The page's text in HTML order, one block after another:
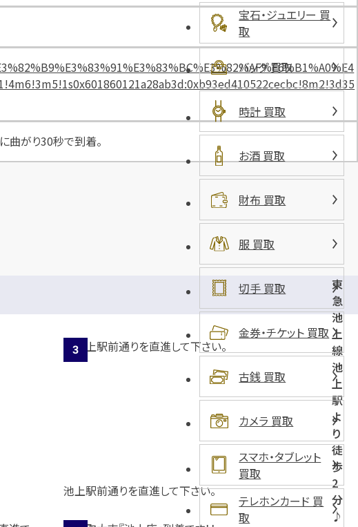
池
上
第
１
曲がり30秒で到着。
東
急
池
上
線
池
上
駅
よ
り
徒
歩
2
分
♪
池上駅前通りを直進して下さい。
宝石・ジュエリー 買
取
バッグ 買取
時計 買取
お酒 買取
財布 買取
服 買取
切手 買取
金券・チケット 買取
古銭 買取
カメラ 買取
スマホ・タブレット
買取
テレホンカード 買
取